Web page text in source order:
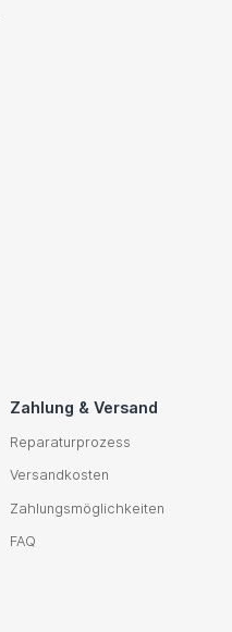
Zahlung & Versand
Reparaturprozess
Versandkosten
Zahlungsmöglichkeiten
FAQ